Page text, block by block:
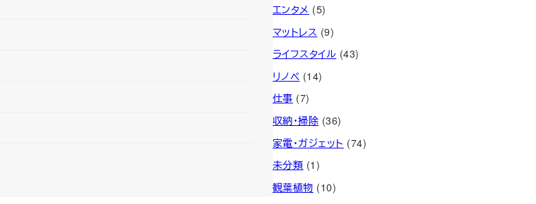
エンタメ (5)
マットレス (9)
ライフスタイル (43)
リノベ (14)
仕事 (7)
収納・掃除 (36)
家電・ガジェット (74)
未分類 (1)
観葉植物 (10)